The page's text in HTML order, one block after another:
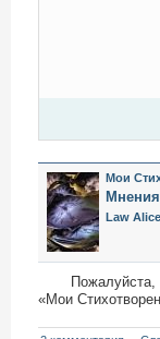
Мои
Law Alice
«Мои